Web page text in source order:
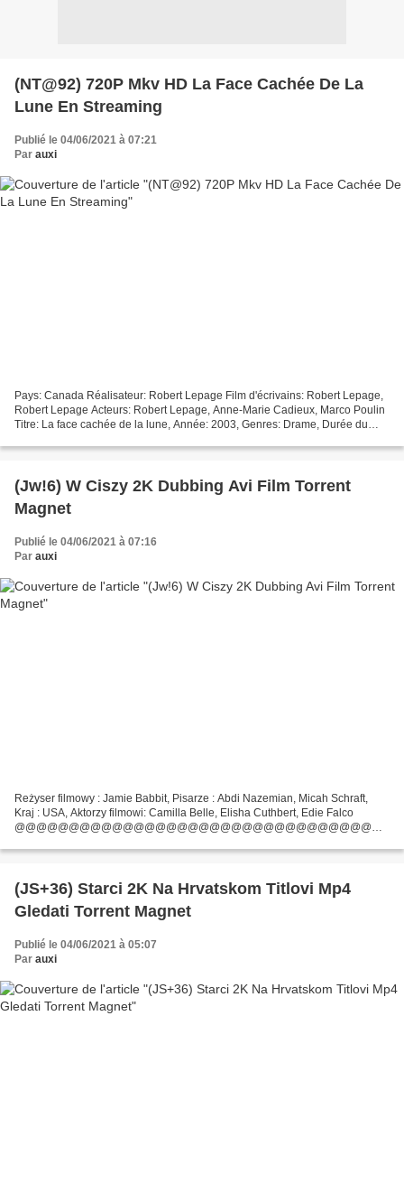
(NT@92) 720P Mkv HD La Face Cachée De La
Lune En Streaming
Publié le 04/06/2021 à 07:21
Par auxi
Pays: Canada Réalisateur: Robert Lepage Film d'écrivains: Robert Lepage,
Robert Lepage Acteurs: Robert Lepage, Anne-Marie Cadieux, Marco Poulin
Titre: La face cachée de la lune, Année: 2003, Genres: Drame, Durée du
(Jw!6) W Ciszy 2K Dubbing Avi Film Torrent
Magnet
Publié le 04/06/2021 à 07:16
Par auxi
Reżyser filmowy : Jamie Babbit, Pisarze : Abdi Nazemian, Micah Schraft,
Kraj : USA, Aktorzy filmowi: Camilla Belle, Elisha Cuthbert, Edie Falco
@@@@@@@@@@@@@@@@@@@@@@@@@@@@@@@@@
@@@@@@@@@@@@@@@@@@@@@@@@@@@@@@@@@...
(JS+36) Starci 2K Na Hrvatskom Titlovi Mp4
Gledati Torrent Magnet
Publié le 04/06/2021 à 05:07
Par auxi